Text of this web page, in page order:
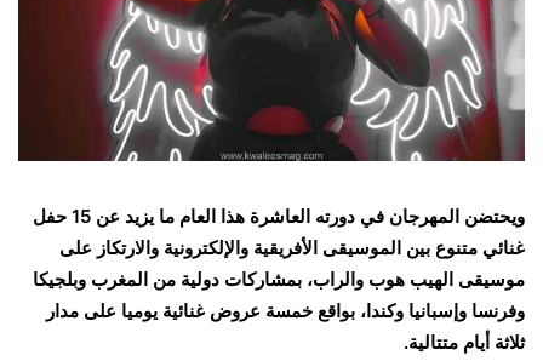
ويحتضن المهرجان في دورته العاشرة هذا العام ما يزيد عن 15 حفل
غنائي متنوع بين الموسيقى الأفريقية والإلكترونية والارتكاز على
موسيقى الهيب هوب والراب، بمشاركات دولية من المغرب وبلجيكا
وفرنسا وإسبانيا وكندا، بواقع خمسة عروض غنائية يوميا على مدار
ثلاثة أيام متتالية.